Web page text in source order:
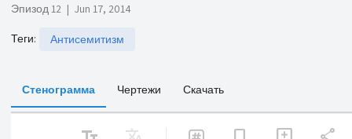
Эпизод 12 | Jun 17, 2014
Теги: Антисемитизм
Стенограмма Чертежи Скачать